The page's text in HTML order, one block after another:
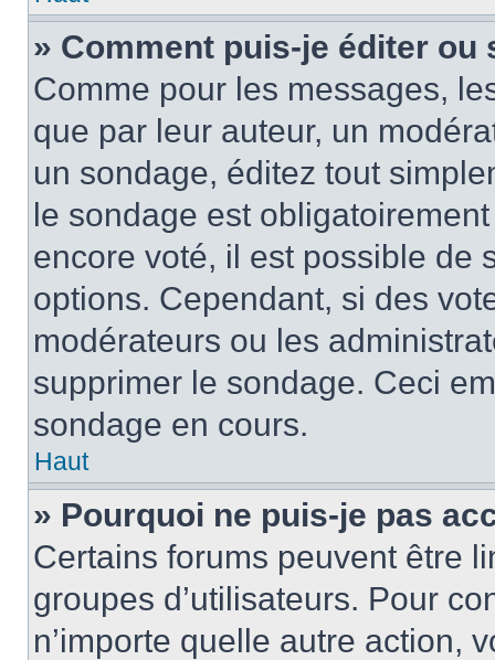
» Comment puis-je éditer ou
Comme pour les messages,
que par leur auteur, un
un sondage, éditez tout
le sondage est
encore voté, il est possible de
options. Cependant, si des
modérateurs ou les
supprimer le sondage. Ceci
sondage en cours.
Haut
» Pourquoi ne puis-je pas
Certains forums peuvent être
groupes d’utilisateurs. Pour
n’importe quelle autre action,